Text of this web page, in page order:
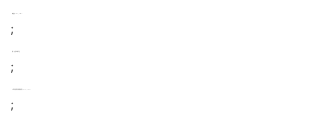
;
;
;